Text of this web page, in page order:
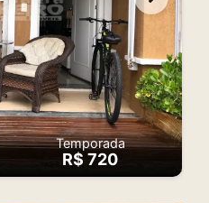
Temporada
R$ 720